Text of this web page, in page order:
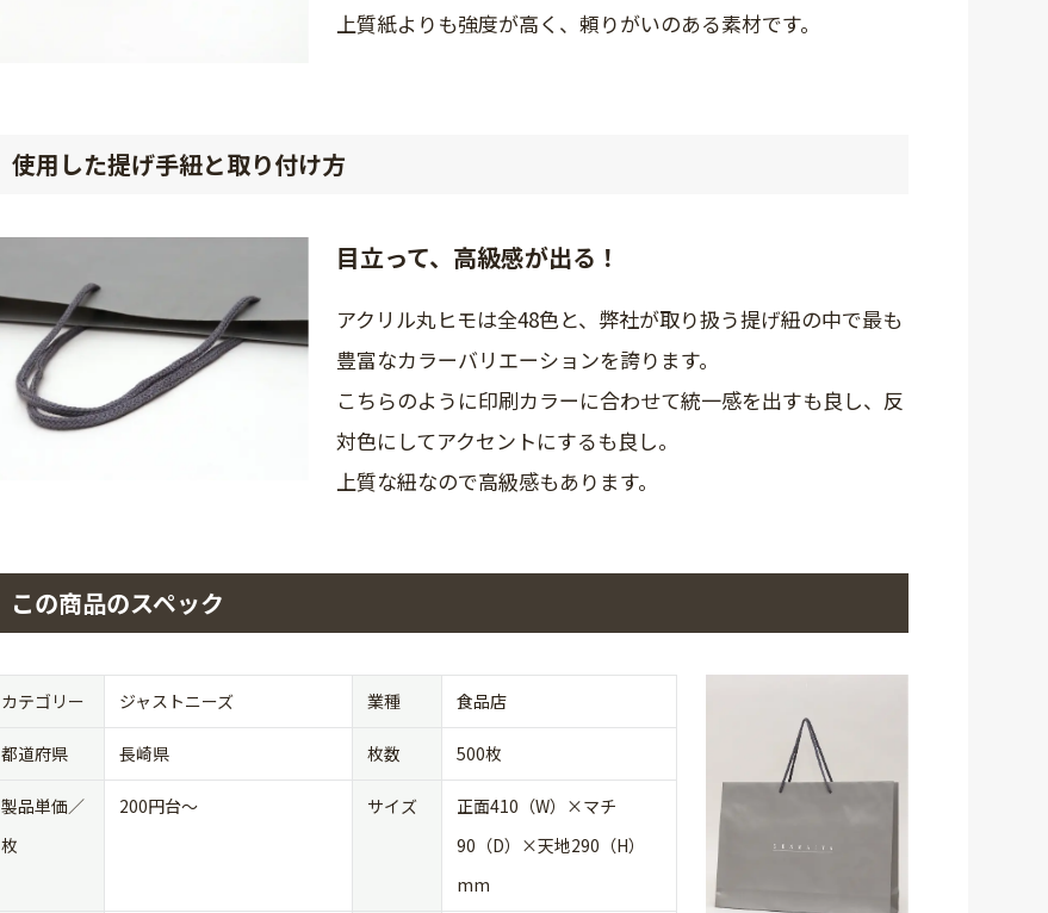
上質紙よりも強度が高く、頼りがいのある素材です。
使用した提げ手紐と取り付け方
目立って、高級感が出る！
アクリル丸ヒモは全48色と、弊社が取り扱う提げ紐の中で最も
豊富なカラーバリエーションを誇ります。
こちらのように印刷カラーに合わせて統一感を出すも良し、反
対色にしてアクセントにするも良し。
上質な紐なので高級感もあります。
この商品のスペック
カテゴリー ジャストニーズ 業種 食品店
都道府県 長崎県 枚数 500枚
製品単価／
枚
200円台〜 サイズ
正面410（W）×マチ
90（D）×天地290（H）
mm